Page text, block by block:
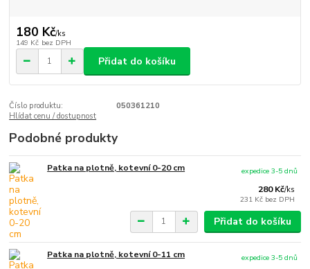
180 Kč/ks
149 Kč bez DPH
Přidat do košíku
Číslo produktu:
050361210
Hlídat cenu / dostupnost
Podobné produkty
Patka na plotně, kotevní 0-20 cm
280 Kč/ks
231 Kč bez DPH
expedice 3-5 dnů
Přidat do košíku
Patka na plotně, kotevní 0-11 cm
expedice 3-5 dnů